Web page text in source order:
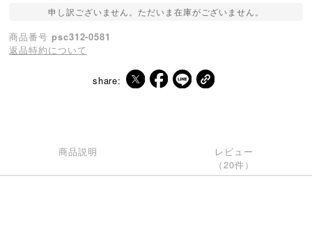
申し訳ございません。ただいま在庫がございません。
商品番号 psc312-0581
返品特約について
share:
商品説明
レビュー
（20件）